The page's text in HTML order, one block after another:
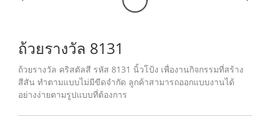
ถ้วยรางวัล 8131
ถ้วยรางวัล คริสตัลสี รหัส 8131 นิ้วโป้ง เพื่องานกิจกรรมที่สร้าง
สีสัน ทำตามแบบไม่มีขีดจำกัด ลูกค้าสามารถออกแบบงานได้
อย่างง่ายตามรูปแบบที่ต้องการ